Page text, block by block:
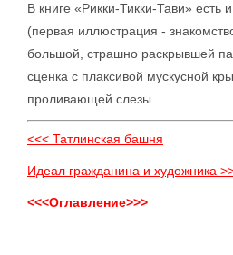
В книге «Рикки-Тикки-Тави» есть
(первая иллюстрация -
большой, страшно раскрывшей
сценка с плаксивой мускусной
проливающей слезы...
<<< Татлинская башня
Идеал гражданина и художника
<<<Оглавление>>>